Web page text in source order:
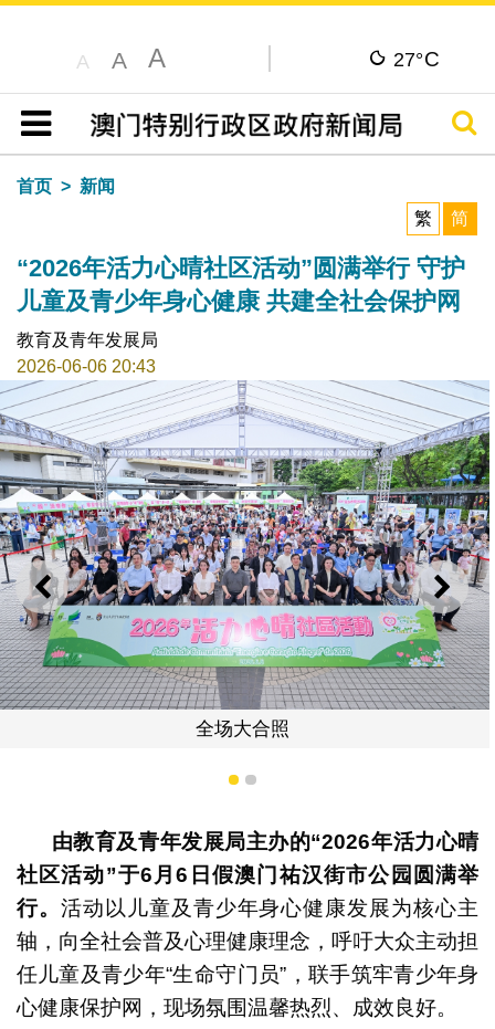
A A A 27°C
目录
搜寻
首页
新闻
繁
简
“2026年活力心晴社区活动”圆满举行 守护
儿童及青少年身心健康 共建全社会保护网
教育及青年发展局
2026-06-06 20:43
上一则 下一
全场大合照
1 2
由教育及青年发展局主办的“2026年活力心晴
社区活动”于6 月6 日假澳门祐汉街市公园圆满举
行。 活动以儿童及青少年身心健康发展为核心主
轴，向全社会普及心理健康理念，呼吁大众主动担
任儿童及青少年“生命守门员”，联手筑牢青少年身
心健康保护网，现场氛围温馨热烈、成效良好。